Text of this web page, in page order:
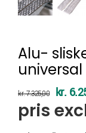
Alu-
universal
kr.7.325,00
Den
kr.
pris